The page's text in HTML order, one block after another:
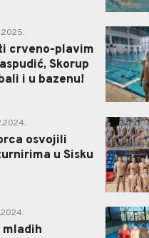
crveno-plavim
Skorup
i u bazenu!
osvojili
u Sisku